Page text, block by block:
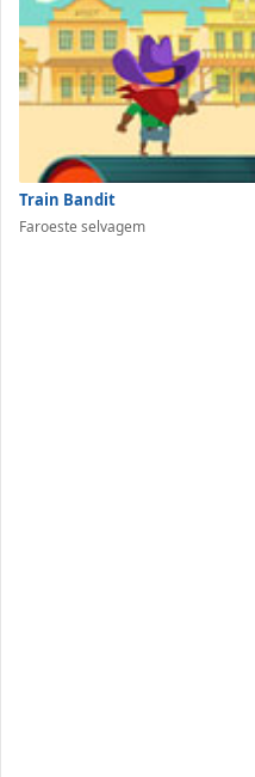
Train Bandit
Faroeste selvagem